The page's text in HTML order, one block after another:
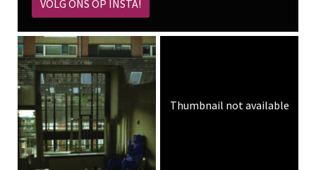
VOLG ONS OP INSTA!
Thumbnail not available